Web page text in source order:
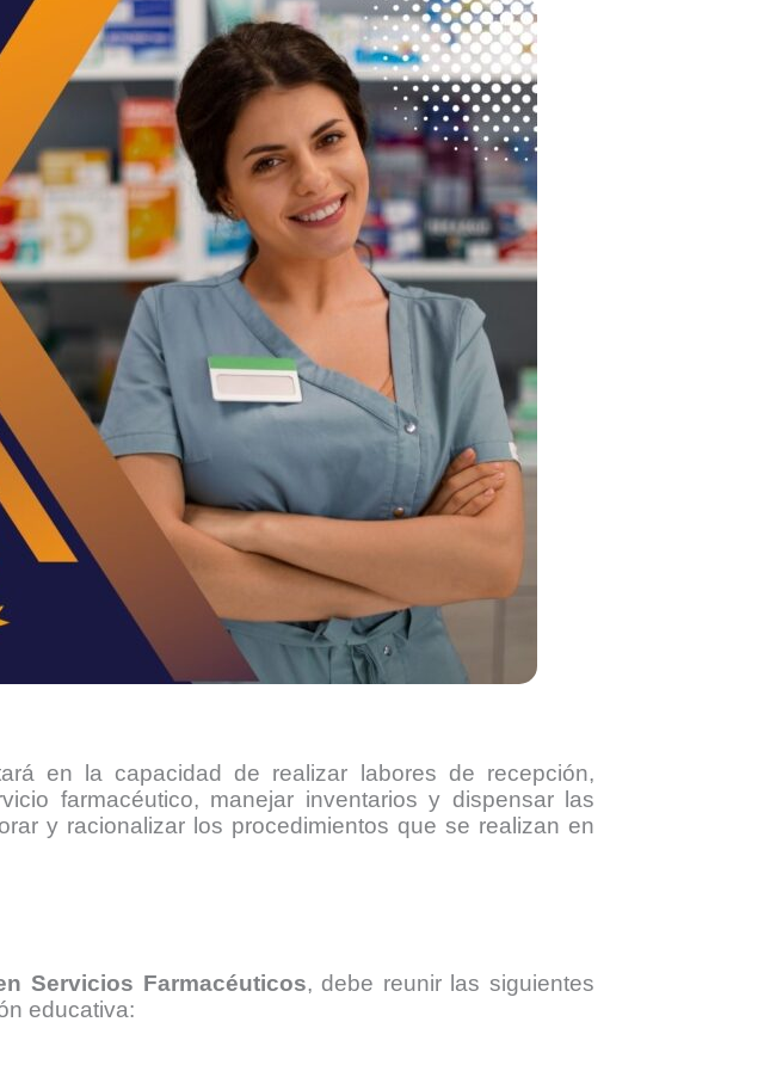
en la capacidad de realizar labores de recepción,
farmacéutico, manejar inventarios y dispensar las
y racionalizar los procedimientos que se realizan en
Servicios Farmacéuticos, debe reunir las siguientes
educativa: